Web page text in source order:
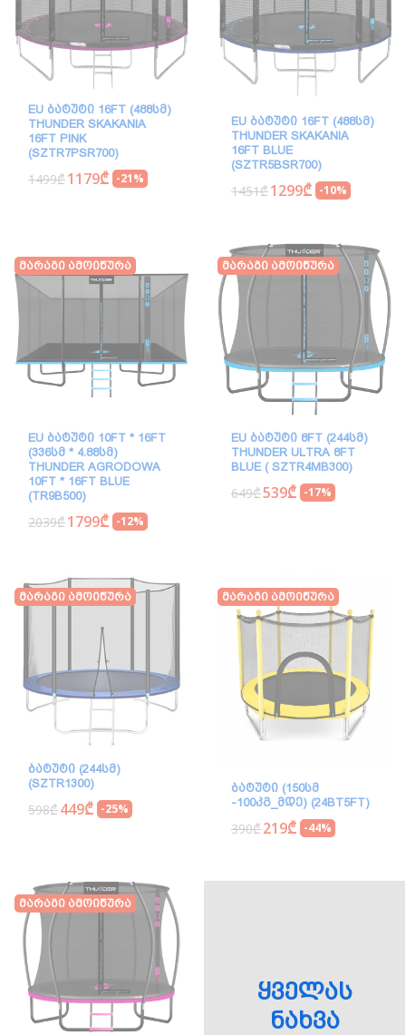
EU ᲑᲐᲢᲣᲢᲘ 16FT (488ᲡᲛ)
THUNDER SKAKANIA
16FT PINK
(SZTR7PSR700)
1499₾1179₾ -21%
EU ᲑᲐᲢᲣᲢᲘ 16FT (488ᲡᲛ)
THUNDER SKAKANIA
16FT BLUE
(SZTR5BSR700)
1451₾1299₾ -10%
Მარაგი Ამოიწურა
EU ᲑᲐᲢᲣᲢᲘ 10FT * 16FT
(336ᲡᲛ * 4.88ᲡᲛ)
THUNDER AGRODOWA
10FT * 16FT BLUE
(TR9B500)
2039₾1799₾ -12%
Მარაგი Ამოიწურა
EU ᲑᲐᲢᲣᲢᲘ 8FT (244ᲡᲛ)
THUNDER ULTRA 8FT
BLUE ( SZTR4MB300)
649₾539₾ -17%
Მარაგი Ამოიწურა
ᲑᲐᲢᲣᲢᲘ (244ᲡᲛ)
(SZTR1300)
598₾449₾ -25%
Მარაგი Ამოიწურა
ᲑᲐᲢᲣᲢᲘ (150ᲡᲛ
-100ᲙᲒ_ᲛᲓᲔ) (24BT5FT)
390₾219₾ -44%
Მარაგი Ამოიწურა
ᲧᲕᲔᲚᲐᲡ
ᲜᲐᲮᲕᲐ